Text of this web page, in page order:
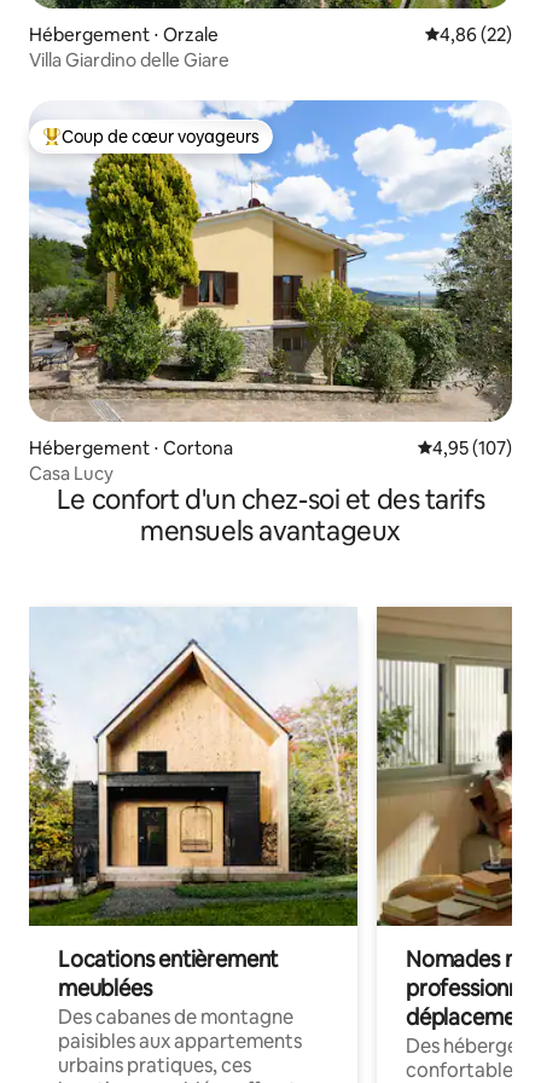
Hébergement ⋅ Orzale Évaluation
4,86 (22)
Villa Giardino delle Giare
Coups de cœur voyageurs les plus appréciés
Coup de cœur voyageurs
Hébergement ⋅ Cortona Évaluation
4,95 (107)
Casa Lucy
Le confort d'un chez-soi et des tarifs
mensuels avantageux
Locations entièrement
meublées
Des cabanes de montagne
paisibles aux appartements
urbains pratiques, ces
Nomades
déplacement
Des
confortables